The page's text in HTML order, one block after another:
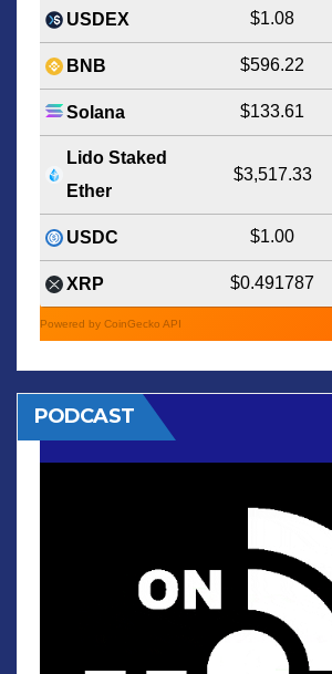
USDEX $1.08
BNB $596.22
Solana $133.61
Lido Staked
Ether
$3,517.33
USDC $1.00
XRP $0.491787
Powered by CoinGecko API
PODCAST